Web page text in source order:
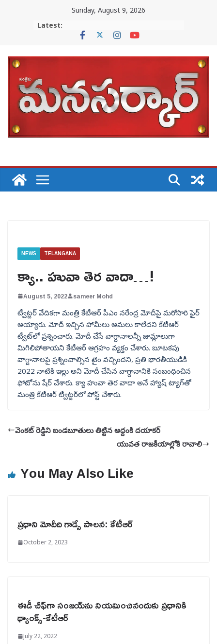
Sunday, August 9, 2026
Latest:
NEWS TELANGANA
క్యా.. హువా తెర వాదా…!
August 5, 2022 sameer Mohd
ట్వీట్టర్‌ వేదికగా మంత్రి కేటీఆర్‌ పీఎం నరేంద్ర మోదీపై మరోసారి ఫైర్‌
అయ్యారు. మోదీ ఇచ్చిన హామీలు అమలు కాలేదని కేటీఆర్‌
ట్వీట్‌లో ప్రశ్నించారు. మోదీ చేసే వాగ్దానాలన్నీ జుమ్లాలుగా
మిగిలిపోతాయని కేటీఆర్‌ ఆగ్రహం వ్యక్తం చేశారు. బూటకపు
వాగ్దానాలపై ప్రశ్నించాల్సిన టైం వచ్చిందని, ప్రతి భారతీయుడికి
2022 నాటికి ఇల్లు అని మోదీ చేసిన వాగ్దానానికి సంబంధించిన
ఫోటోను షేర్‌ చేశారు. క్యా హువా తెర వాదా అనే హ్యాష్‌ ట్యాగ్‌తో
మంత్రి కేటీఆర్‌ ట్వీట్టర్‌లో పోస్ట్‌ చేశారు.
వెంకట్ రెడ్డిని బండబూతులు తిట్టిన అద్దంకి దయాకర్
యువత రాజకీయాల్లోకి రావాలి
You May Also Like
ప్రధాని మోదీది గాడ్సే పాలన: కేటీఆర్
October 2, 2023
ఈడీ చీఫ్‌గా సంజయ్‌ను నియమించినందుకు ప్రధానికి
థ్యాంక్స్-కేటీఆర్
July 22, 2022